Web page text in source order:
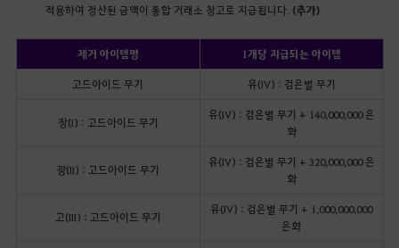
적용하여 정산된 금액이 통합 거래소 창고로 지급됩니다. (추가)
제거 아이템명 1개당 지급되는 아이템
고드아이드 무기 유(IV) : 검은별 무기
장(I) : 고드아이드 무기
유(IV) : 검은별 무기 + 140,000,000 은
화
광(II) : 고드아이드 무기
유(IV) : 검은별 무기 + 320,000,000 은
화
고(III) : 고드아이드 무기
유(IV) : 검은별 무기 + 1,000,000,000
은화